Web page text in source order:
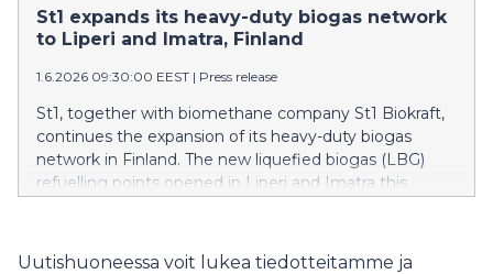
nyt yhdeksän LBG-pistettä.
St1 expands its heavy-duty biogas network
to Liperi and Imatra, Finland
1.6.2026 09:30:00 EEST | Press release
St1, together with biomethane company St1 Biokraft,
continues the expansion of its heavy-duty biogas
network in Finland. The new liquefied biogas (LBG)
refuelling points opened in Liperi and Imatra this
Uutishuoneessa voit lukea tiedotteitamme ja